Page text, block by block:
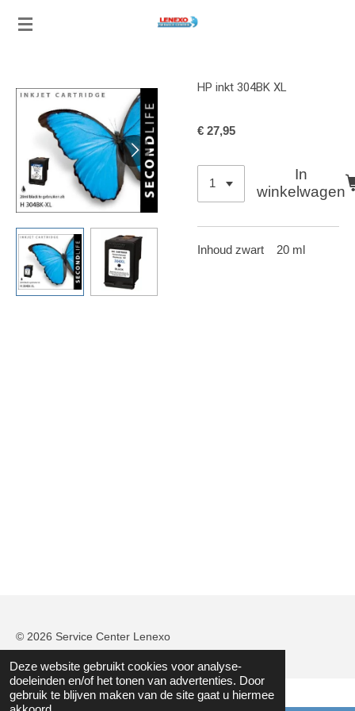
Deze website gebruikt cookies voor analyse-
doeleinden en/of het tonen van advertenties. Door
gebruik te blijven maken van de site gaat u hiermee
Ga
HP inkt 304BK XL
€ 27,95
In
winkelwagen
Inhoud zwart 20 ml
© 2026 Service Center Lenexo